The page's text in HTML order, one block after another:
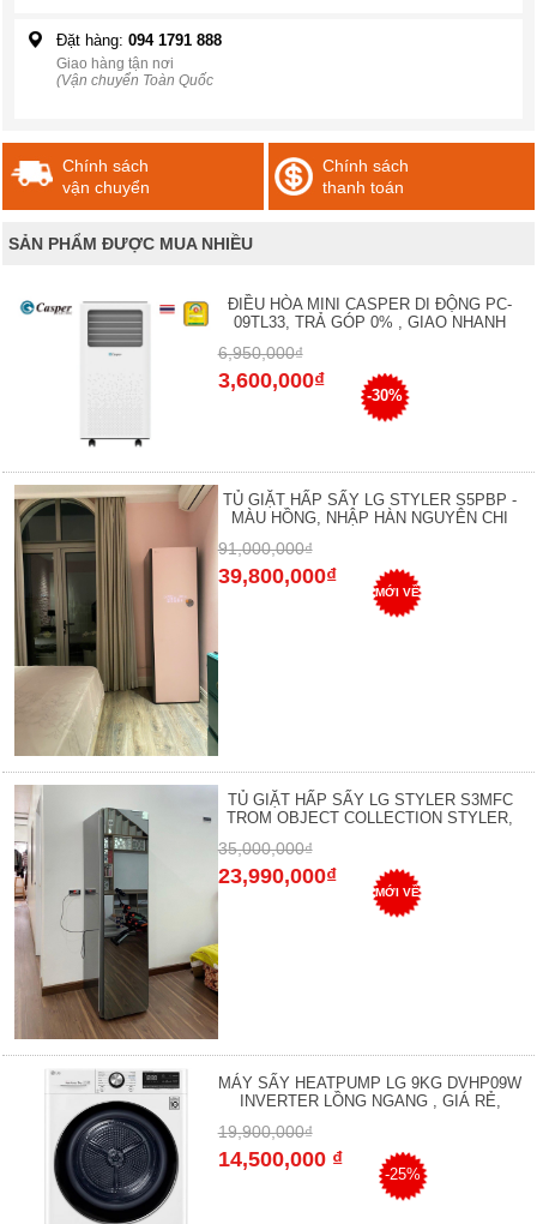
Đặt hàng: 094 1791 888
Giao hàng tận nơi
(Vận chuyển Toàn Quốc
Chính sách
vận chuyển
Chính sách
thanh toán
SẢN PHẨM ĐƯỢC MUA NHIỀU
ĐIỀU HÒA MINI CASPER DI ĐỘNG PC-
09TL33, TRẢ GÓP 0% , GIAO NHANH
6,950,000₫
3,600,000₫
-30%
TỦ GIẶT HẤP SẤY LG STYLER S5PBP -
MÀU HỒNG, NHẬP HÀN NGUYÊN CHI
91,000,000₫
39,800,000₫
MỚI VỀ
TỦ GIẶT HẤP SẤY LG STYLER S3MFC
TROM OBJECT COLLECTION STYLER,
35,000,000₫
23,990,000₫
MỚI VỀ
MÁY SẤY HEATPUMP LG 9KG DVHP09W
INVERTER LỒNG NGANG , GIÁ RẺ,
19,900,000₫
14,500,000 ₫
-25%